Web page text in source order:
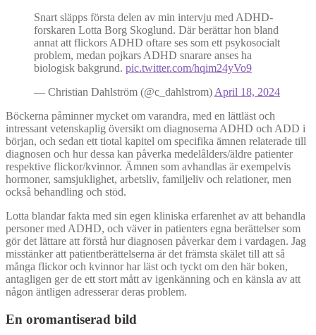
Snart släpps första delen av min intervju med ADHD-
forskaren Lotta Borg Skoglund. Där berättar hon bland
annat att flickors ADHD oftare ses som ett psykosocialt
problem, medan pojkars ADHD snarare anses ha
biologisk bakgrund. pic.twitter.com/hqim24yVo9
— Christian Dahlström (@c_dahlstrom) April 18, 2024
Böckerna påminner mycket om varandra, med en lättläst och
intressant vetenskaplig översikt om diagnoserna ADHD och ADD i
början, och sedan ett tiotal kapitel om specifika ämnen relaterade till
diagnosen och hur dessa kan påverka medelålders/äldre patienter
respektive flickor/kvinnor. Ämnen som avhandlas är exempelvis
hormoner, samsjuklighet, arbetsliv, familjeliv och relationer, men
också behandling och stöd.
Lotta blandar fakta med sin egen kliniska erfarenhet av att behandla
personer med ADHD, och väver in patienters egna berättelser som
gör det lättare att förstå hur diagnosen påverkar dem i vardagen. Jag
misstänker att patientberättelserna är det främsta skälet till att så
många flickor och kvinnor har läst och tyckt om den här boken,
antagligen ger de ett stort mått av igenkänning och en känsla av att
någon äntligen adresserar deras problem.
En oromantiserad bild